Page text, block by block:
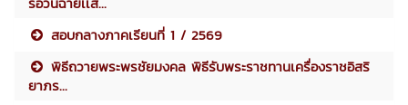
สอบกลางภาคเรียนที่ 1 / 2569
พิธีถวายพระพรชัยมงคล พิธีรับพระราชทานเครื่องราชอิสริ
ยาภร...